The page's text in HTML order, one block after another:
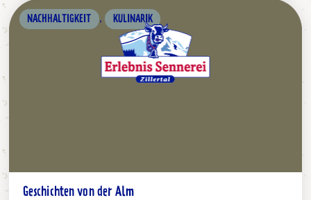
NACHHALTIGKEIT , KULINARIK
Geschichten von der Alm